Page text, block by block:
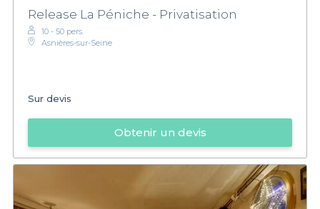
Release La Péniche - Privatisation
10 - 50 pers.
Asnières-sur-Seine
Sur devis
Obtenir un devis